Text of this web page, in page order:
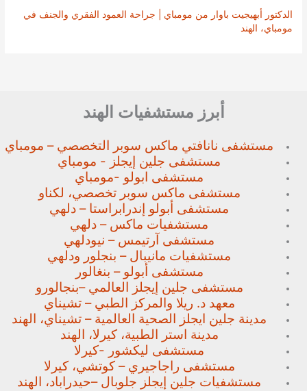
الدكتور أبهيجيت باوار من مومباي | جراحة العمود الفقري والجنف في
مومباي، الهند
أبرز مستشفيات الهند
مستشفى نانافتي ماكس سوبر التخصصي – مومباي
مستشفى جلين إيجلز - مومباي
مستشفى ابولو -مومباي
مستشفى ماكس سوبر تخصصي، لكناو
مستشفى أبولو إندرابراستا – دلهي
مستشفيات ماكس – دلهي
مستشفى آرتيمس – نيودلهي
مستشفيات مانيبال – بنجلور ودلهي
مستشفى أبولو – بنغالور
مستشفى جلين إيجلز العالمي –بنجالورو
معهد د. ريلا والمركز الطبي – تشيناي
مدينة جلين ايجلز الصحية العالمية – تشيناي، الهند
مدينة استر الطبية، كيرلا، الهند
مستشفى ليكشور -كيرلا
مستشفى راجاجيري – كوتشي، كيرلا
مستشفيات جلين إيجلز جلوبال –حيدراباد، الهند